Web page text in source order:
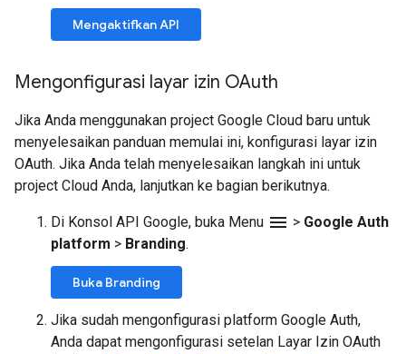
Mengaktifkan API
Mengonfigurasi layar izin OAuth
Jika Anda menggunakan project Google Cloud baru untuk
menyelesaikan panduan memulai ini, konfigurasi layar izin
OAuth. Jika Anda telah menyelesaikan langkah ini untuk
project Cloud Anda, lanjutkan ke bagian berikutnya.
Di Konsol API Google, buka Menu menu > Google Auth
platform > Branding.
Buka Branding
Jika sudah mengonfigurasi platform Google Auth,
Anda dapat mengonfigurasi setelan Layar Izin OAuth